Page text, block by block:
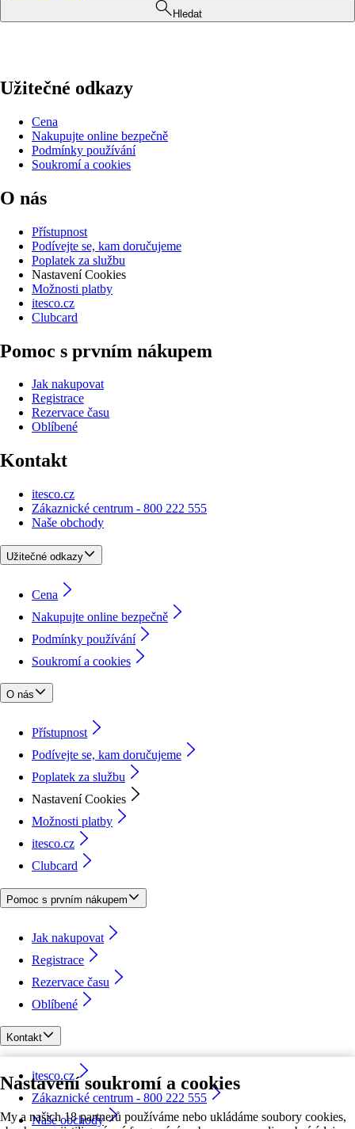
Nastavení soukromí a cookies
My a našich 18 partnerů používáme nebo ukládáme soubory cookies,
Hledat
Užitečné odkazy
Cena
Nakupujte online bezpečně
Podmínky používání
Soukromí a cookies
O nás
Přístupnost
Podívejte se, kam doručujeme
Poplatek za službu
Nastavení Cookies
Možnosti platby
itesco.cz
Clubcard
Pomoc s prvním nákupem
Jak nakupovat
Registrace
Rezervace času
Oblíbené
Kontakt
itesco.cz
Zákaznické centrum - 800 222 555
Naše obchody
Užitečné odkazy
Cena
Nakupujte online bezpečně
Podmínky používání
Soukromí a cookies
O nás
Přístupnost
Podívejte se, kam doručujeme
Poplatek za službu
Nastavení Cookies
Možnosti platby
itesco.cz
Clubcard
Pomoc s prvním nákupem
Jak nakupovat
Registrace
Rezervace času
Oblíbené
Kontakt
itesco.cz
Zákaznické centrum - 800 222 555
Naše obchody